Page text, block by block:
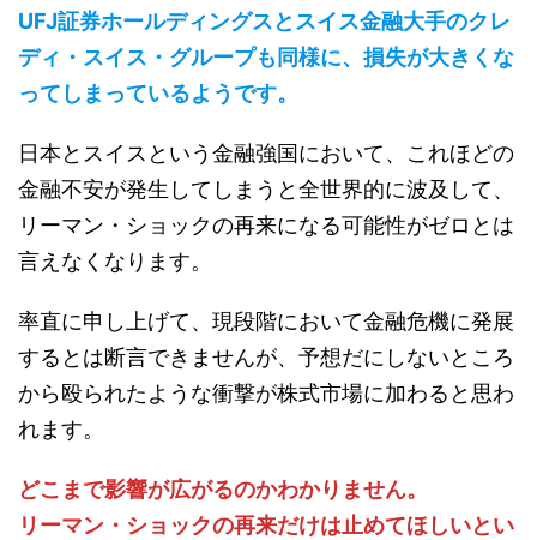
UFJ証券ホールディングスとスイス金融大手のクレ
ディ・スイス・グループも同様に、損失が大きくな
ってしまっているようです。
日本とスイスという金融強国において、これほどの
金融不安が発生してしまうと全世界的に波及して、
リーマン・ショックの再来になる可能性がゼロとは
言えなくなります。
率直に申し上げて、現段階において金融危機に発展
するとは断言できませんが、予想だにしないところ
から殴られたような衝撃が株式市場に加わると思わ
れます。
どこまで影響が広がるのかわかりません。
リーマン・ショックの再来だけは止めてほしいとい